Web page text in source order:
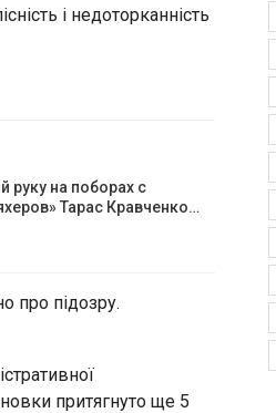
і недоторканність
руку на поборах с
Тарас Кравченко…
про підозру.
притягнуто ще 5